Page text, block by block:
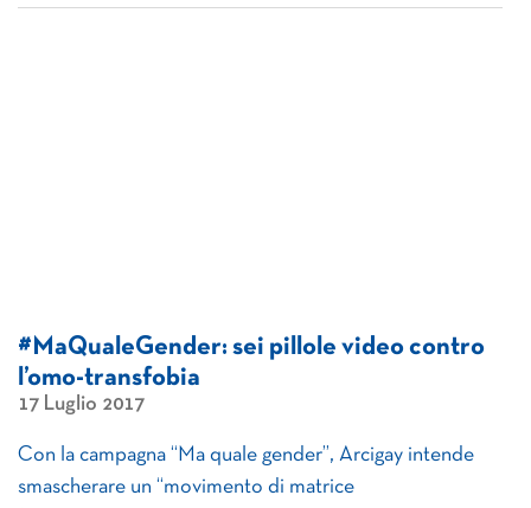
#MaQualeGender: sei pillole video contro
l’omo-transfobia
17 Luglio 2017
Con la campagna “Ma quale gender”, Arcigay intende
smascherare un “movimento di matrice